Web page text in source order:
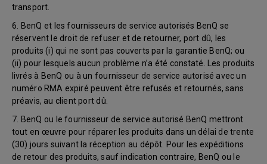
transport.
6. BenQ et les fournisseurs de service autorisés BenQ se
réservent le droit de refuser et de retourner, port dû, les
produits (i) qui ne sont pas couverts par la garantie BenQ; ou
(ii) pour lesquels aucun problème n’a été constaté. Les produits
livrés à BenQ ou à un fournisseur de service autorisé avec un
numéro RMA expiré peuvent être refusés et retournés, sans
préavis, au client port dû.
7. BenQ ou le fournisseur de service autorisé BenQ mettront
tout en œuvre pour réparer les produits dans un délai de trente
(30) jours suivant la réception au dépôt. Pour les expéditions
de retour des produits, sauf indication contraire, BenQ ou le